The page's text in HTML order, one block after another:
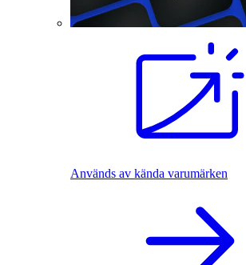
Används av kända varumärken